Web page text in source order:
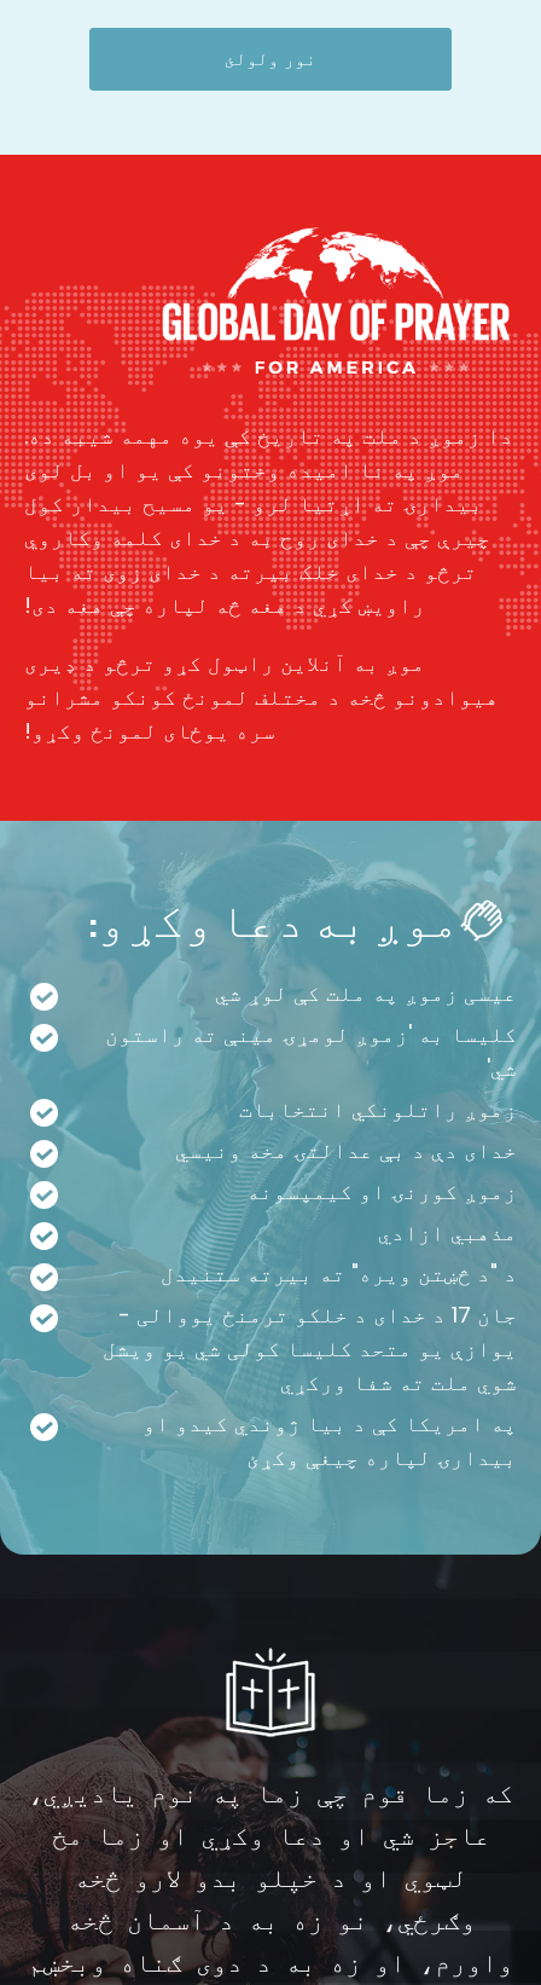
نور ولولئ
دا زموږ د ملت په تاریخ کې یوه مهمه شیبه ده.
موږ په نا امیده وختونو کې یو او بل لوی
بیدارۍ ته اړتیا لرو - یو مسیح بیدار کول
چیرې چې د خدای روح به د خدای کلمه وکاروي
ترڅو د خدای خلک بیرته د خدای زوی ته بیا
راویښ کړي د هغه څه لپاره چې هغه دی!
موږ به آنلاین راټول کړو ترڅو د ډیری
هیوادونو څخه د مختلف لمونځ کونکو مشرانو
سره یوځای لمونځ وکړو!
موږ به دعا وکړو:
عیسی زموږ په ملت کې لوړ شي
کلیسا به 'زموږ لومړۍ مینې ته راستون
شي'
زموږ راتلونکي انتخابات
خدای دې د بې عدالتۍ مخه ونیسي
زموږ کورنۍ او کیمپسونه
مذهبي ازادي
د "د څښتن ویره" ته بیرته ستنیدل
جان 17 د خدای د خلکو ترمنځ یووالی -
یوازې یو متحد کلیسا کولی شي یو ویشل
شوي ملت ته شفا ورکړي
په امریکا کې د بیا ژوندي کیدو او
بیدارۍ لپاره چیغې وکړئ
که زما قوم چې زما په نوم یادیږي،
عاجز شي او دعا وکړي او زما مخ
لټوي او د خپلو بدو لارو څخه
وګرځي، نو زه به د آسمان څخه
واورم، او زه به د دوی ګناه وبخښم